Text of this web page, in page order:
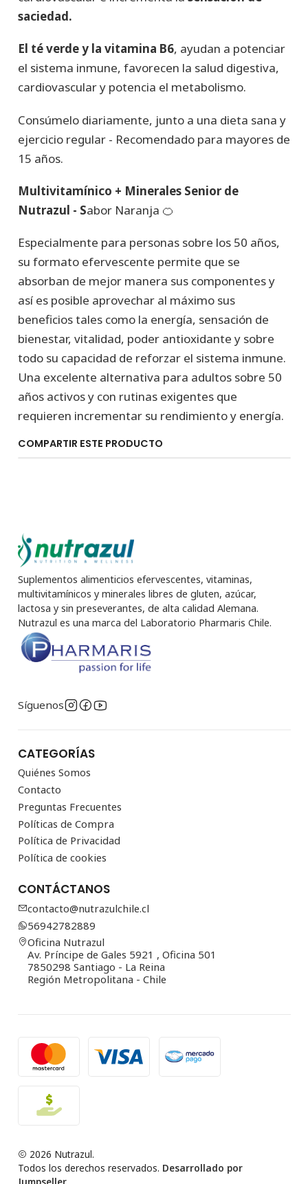
saciedad.
El té verde y la vitamina B6, ayudan a potenciar
el sistema inmune, favorecen la salud digestiva,
cardiovascular y potencia el metabolismo.
Consúmelo diariamente, junto a una dieta sana y
ejercicio regular - Recomendado para mayores de
15 años.
Multivitamínico + Minerales Senior de
Nutrazul - Sabor Naranja 🍊
Especialmente para personas sobre los 50 años,
su formato efervescente permite que se
absorban de mejor manera sus componentes y
así es posible aprovechar al máximo sus
beneficios tales como la energía, sensación de
bienestar, vitalidad, poder antioxidante y sobre
todo su capacidad de reforzar el sistema inmune.
Una excelente alternativa para adultos sobre 50
años activos y con rutinas exigentes que
requieren incrementar su rendimiento y energía.
COMPARTIR ESTE PRODUCTO
Suplementos alimenticios efervescentes, vitaminas,
multivitamínicos y minerales libres de gluten, azúcar,
lactosa y sin preseverantes, de alta calidad Alemana.
Nutrazul es una marca del Laboratorio Pharmaris Chile.
Síguenos
CATEGORÍAS
Quiénes Somos
Contacto
Preguntas Frecuentes
Políticas de Compra
Política de Privacidad
Política de cookies
CONTÁCTANOS
contacto@nutrazulchile.cl
56942782889
Oficina Nutrazul
Av. Príncipe de Gales 5921 , Oficina 501
7850298 Santiago - La Reina
Región Metropolitana - Chile
2026 Nutrazul.
Todos los derechos reservados. Desarrollado por
Jumpseller.